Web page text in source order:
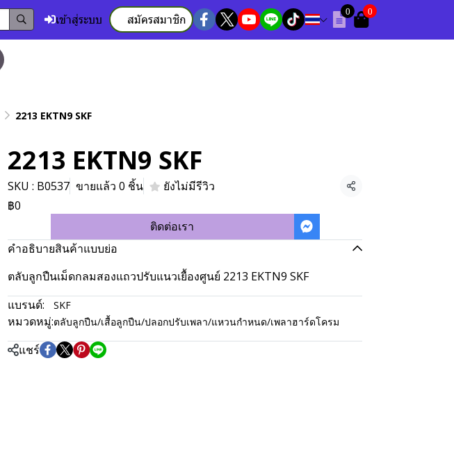
เข้าสู่ระบบ สมัครสมาชิก
0 0
2213 EKTN9 SKF
2213 EKTN9 SKF
SKU : B0537 ขายแล้ว 0 ชิ้น ยังไม่มีรีวิว
แชร์
฿0
ติดต่อเรา
คำอธิบายสินค้าแบบย่อ
ตลับลูกปืนเม็ดกลมสองแถวปรับแนวเยื้องศูนย์ 2213 EKTN9 SKF
แบรนด์:
SKF
หมวดหมู่:ตลับลูกปืน/เสื้อลูกปืน/ปลอกปรับเพลา/แหวนกำหนด/เพลาฮาร์ดโครม
แชร์